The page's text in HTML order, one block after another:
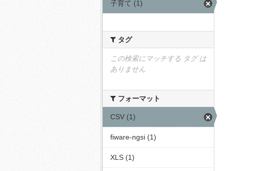
子育て (1)
タグ
この検索にマッチする タグ は
ありません
フォーマット
CSV (1)
fiware-ngsi (1)
XLS (1)